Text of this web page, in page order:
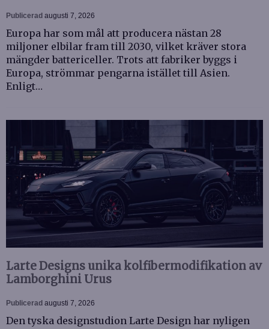
Publicerad augusti 7, 2026
Europa har som mål att producera nästan 28
miljoner elbilar fram till 2030, vilket kräver stora
mängder battericeller. Trots att fabriker byggs i
Europa, strömmar pengarna istället till Asien.
Enligt…
Larte Designs unika kolfibermodifikation av
Lamborghini Urus
Publicerad augusti 7, 2026
Den tyska designstudion Larte Design har nyligen